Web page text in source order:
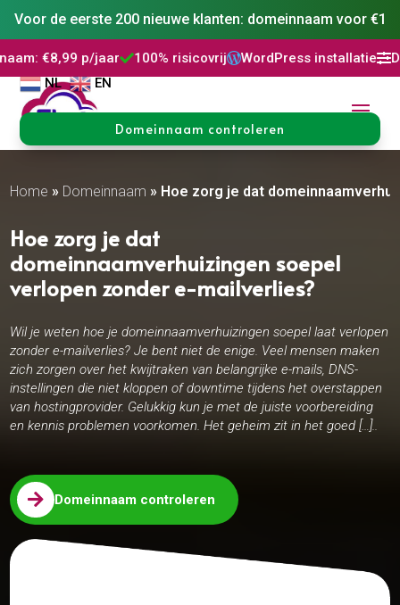
Voor de eerste 200 nieuwe klanten: domeinnaam voor €1
jaar 100% risicovrijWordPress installatie DNS Beheer
NL EN
Domeinnaam controleren
Home » Domeinnaam » Hoe zorg je dat
Hoe zorg je dat
domeinnaamverhuizingen soepel
verlopen zonder e-mailverlies?
Wil je weten hoe je domeinnaamverhuizingen soepel laat verlopen
zonder e-mailverlies? Je bent niet de enige. Veel mensen maken
zich zorgen over het kwijtraken van belangrijke e-mails, DNS-
instellingen die niet kloppen of downtime tijdens het overstappen
van hostingprovider. Gelukkig kun je met de juiste voorbereiding
en kennis problemen voorkomen. Het geheim zit in het goed […]..
 Domeinnaam controleren